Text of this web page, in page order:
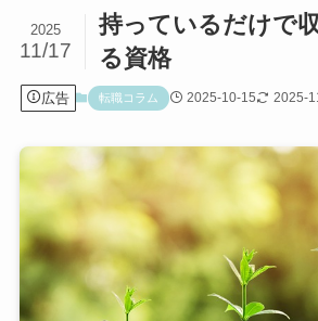
持っているだけで
る資格
2025
11/17
広告 転職コラム 2025-10-15 2025-